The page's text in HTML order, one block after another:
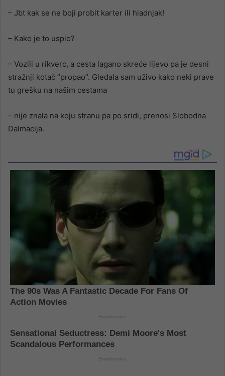
– Jbt kak se ne boji probit karter ili hladnjak!
– Kako je to uspio?
– Vozili u rikverc, a cesta lagano skreće lijevo pa je desni
stražnji kotač “propao”. Gledala sam uživo kako neki prave
tu grešku na našim cestama
– nije znala na koju stranu pa po sridi, prenosi Slobodna
Dalmacija.